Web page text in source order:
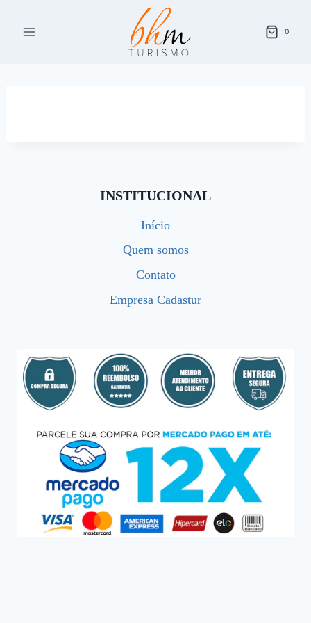
para
0
INSTITUCIONAL
Início
Quem somos
Contato
Empresa Cadastur